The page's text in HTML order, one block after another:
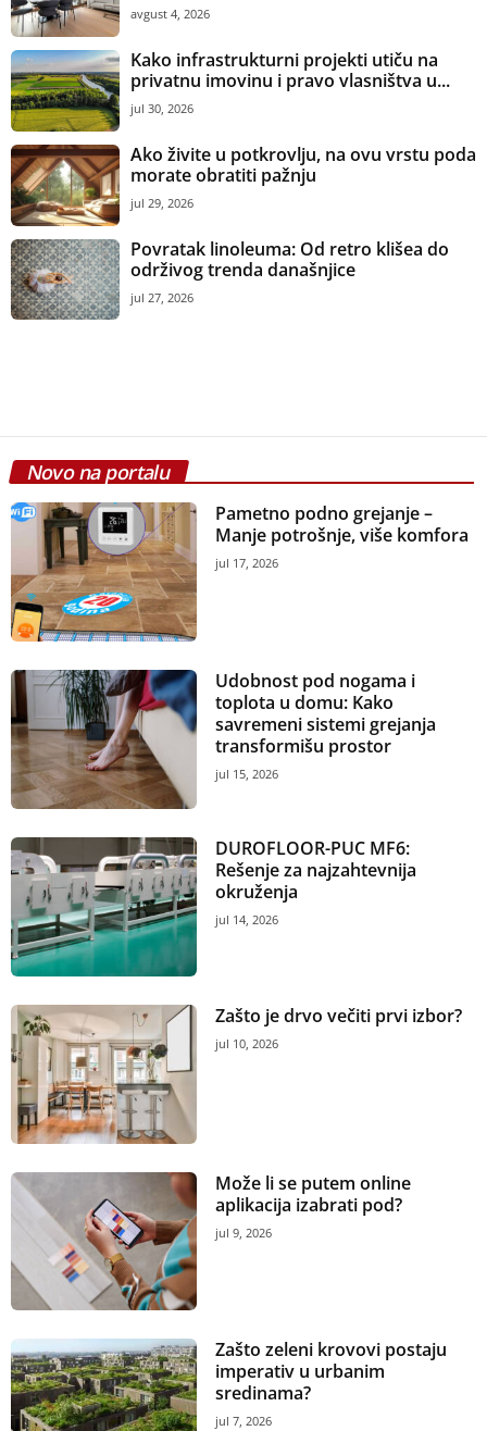
avgust 4, 2026
Kako infrastrukturni projekti utiču na
privatnu imovinu i pravo vlasništva u...
jul 30, 2026
Ako živite u potkrovlju, na ovu vrstu poda
morate obratiti pažnju
jul 29, 2026
Povratak linoleuma: Od retro klišea do
održivog trenda današnjice
jul 27, 2026
Novo na portalu
Pametno podno grejanje –
Manje potrošnje, više komfora
jul 17, 2026
Udobnost pod nogama i
toplota u domu: Kako
savremeni sistemi grejanja
transformišu prostor
jul 15, 2026
DUROFLOOR-PUC MF6:
Rešenje za najzahtevnija
okruženja
jul 14, 2026
Zašto je drvo večiti prvi izbor?
jul 10, 2026
Može li se putem online
aplikacija izabrati pod?
jul 9, 2026
Zašto zeleni krovovi postaju
imperativ u urbanim
sredinama?
jul 7, 2026